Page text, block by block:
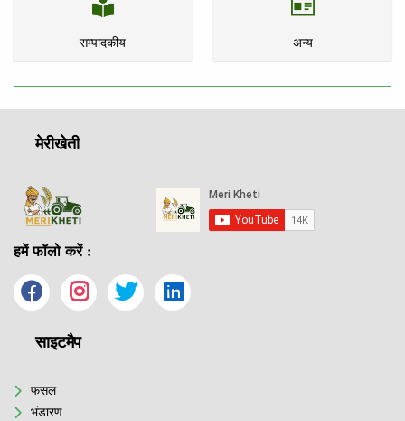
सम्पादकीय अन्य
मेरीखेती
हमें फॉलो करें :
साइटमैप
फसल
भंडारण